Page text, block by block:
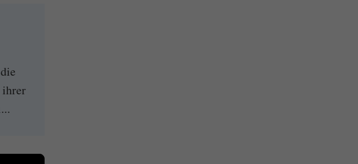
ihrer